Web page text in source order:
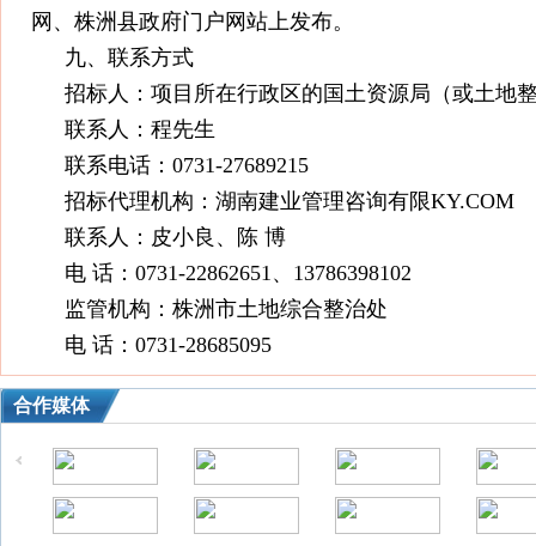
网、株洲县政府门户网站上发布。
九、联系方式
招标人：项目所在行政区的国土资源局（或土地
联系人：程先生
联系电话：0731-27689215
招标代理机构：湖南建业管理咨询有限KY.COM
联系人：皮小良、陈 博
电 话：0731-22862651、13786398102
监管机构：株洲市土地综合整治处
电 话：0731-28685095
合作媒体